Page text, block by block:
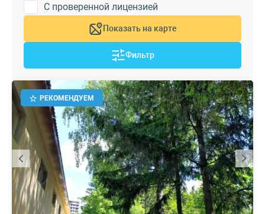
С проверенной лицензией
Показать на карте
Фильтр
РЕКОМЕНДУЕМ